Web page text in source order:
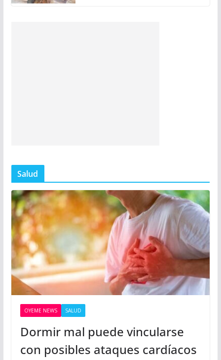
Salud
OYEME NEWS SALUD
Dormir mal puede vincularse
con posibles ataques cardíacos